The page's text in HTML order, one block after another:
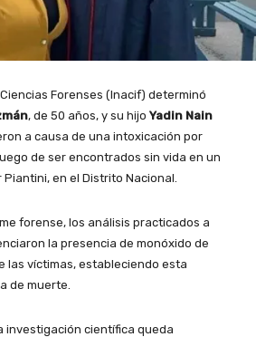
Forenses (Inacif) determinó
, de 50 años, y su hijo Yadin Nain
a causa de una intoxicación por
de ser encontrados sin vida en un
en el Distrito Nacional.
forense, los análisis practicados a
la presencia de monóxido de
las víctimas, estableciendo esta
de muerte.
investigación científica queda